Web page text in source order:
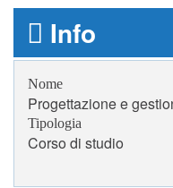
Info
Nome
Progettazione e
Tipologia
Corso di studio